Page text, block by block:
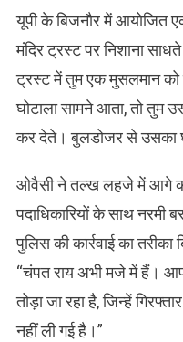
यूपी के बिजनौर में आयोजित
मंदिर ट्रस्ट पर निशाना
ट्रस्ट में तुम एक मुसलमान
घोटाला सामने आता, तो तुम
कर देते। बुलडोजर से उसका
ओवैसी ने तल्ख लहजे में आगे
पदाधिकारियों के साथ नरमी
पुलिस की कार्रवाई का
“चंपत राय अभी मजे में हैं। आप
तोड़ा जा रहा है, जिन्हें
नहीं ली गई है।”